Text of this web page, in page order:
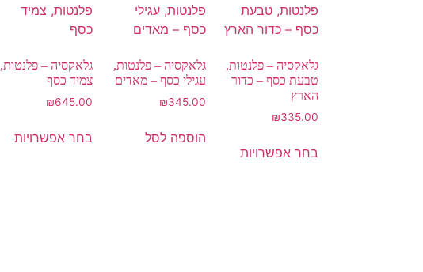
גלאקסיה – פלנטות,
טבעת כסף – כדור
הארץ
₪335.00
בחר אפשרויות
גלאקסיה – פלנטות,
עגילי כסף – מאדים
₪345.00
הוספה לסל
גלאקסיה – פלנטות,
צמיד כסף
₪645.00
בחר אפשרויות